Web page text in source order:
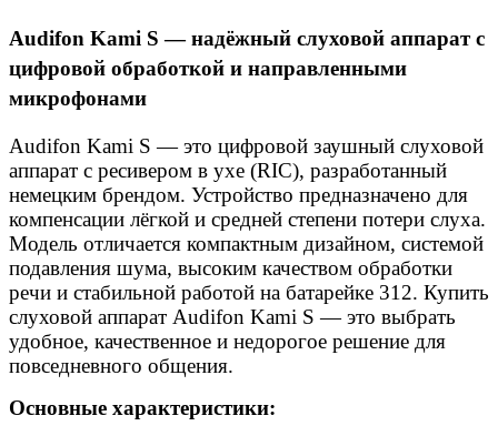
Audifon Kami S — надёжный слуховой аппарат с
цифровой обработкой и направленными
микрофонами
Audifon Kami S — это цифровой заушный слуховой
аппарат с ресивером в ухе (RIC), разработанный
немецким брендом. Устройство предназначено для
компенсации лёгкой и средней степени потери слуха.
Модель отличается компактным дизайном, системой
подавления шума, высоким качеством обработки
речи и стабильной работой на батарейке 312. Купить
слуховой аппарат Audifon Kami S — это выбрать
удобное, качественное и недорогое решение для
повседневного общения.
Основные характеристики: